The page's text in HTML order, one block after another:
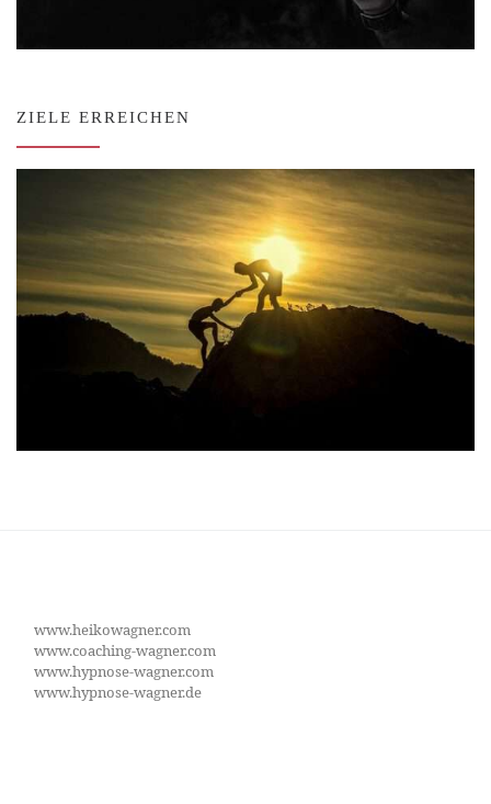
ZIELE ERREICHEN
www.heikowagner.com
www.coaching-wagner.com
www.hypnose-wagner.com
www.hypnose-wagner.de